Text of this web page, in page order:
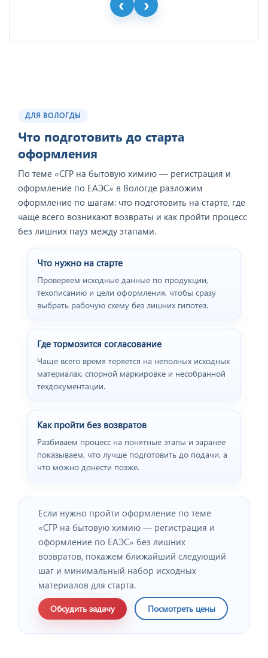
ДЛЯ ВОЛОГДЫ
Что подготовить до старта
оформления
По теме «CГР на бытовую химию — регистрация и
оформление по ЕАЭС» в Вологде разложим
оформление по шагам: что подготовить на старте, где
чаще всего возникают возвраты и как пройти процесс
без лишних пауз между этапами.
Что нужно на старте
Проверяем исходные данные по продукции,
техописанию и цели оформления, чтобы сразу
выбрать рабочую схему без лишних гипотез.
Где тормозится согласование
Чаще всего время теряется на неполных исходных
материалах, спорной маркировке и несобранной
техдокументации.
Как пройти без возвратов
Разбиваем процесс на понятные этапы и заранее
показываем, что лучше подготовить до подачи, а
что можно донести позже.
Если нужно пройти оформление по теме
«CГР на бытовую химию — регистрация и
оформление по ЕАЭС» без лишних
возвратов, покажем ближайший следующий
шаг и минимальный набор исходных
материалов для старта.
Обсудить задачу Посмотреть цены